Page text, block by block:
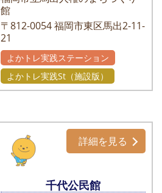
館
〒812-0054 福岡市東区馬出2-11-
21
よかトレ実践ステーション
よかトレ実践St（施設版）
千代公民館
詳細を見る